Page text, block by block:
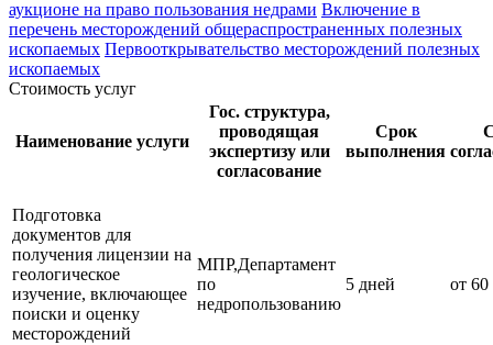
аукционе на право пользования недрами Включение в
перечень месторождений общераспространенных полезных
ископаемых Первооткрывательство месторождений полезных
ископаемых
Стоимость услуг
Наименование услуги
Гос. структура,
проводящая
экспертизу или
согласование
Срок
выполнения
Подготовка
документов для
получения лицензии на
геологическое
изучение, включающее
поиски и оценку
месторождений
МПР,Департамент
по
недропользованию
5 дней от